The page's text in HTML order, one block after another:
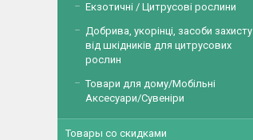
Екзотичні / Цитрусові рослини
Добрива, укорінці, засоби захисту
від шкідників для цитрусових
рослин
Товари для дому/Мобільні
Аксесуари/Сувеніри
Товары со скидками